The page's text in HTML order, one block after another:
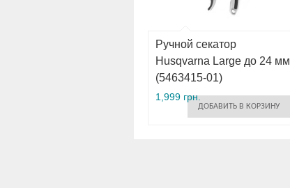
Ручной секатор
Husqvarna Large до 24 мм
(5463415-01)
1,999 грн.
ДОБАВИТЬ В КОРЗИНУ